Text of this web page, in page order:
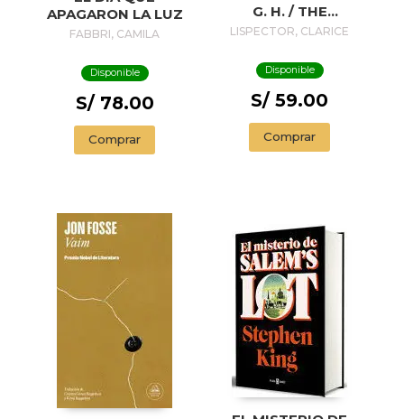
APAGARON LA LUZ
FABBRI, CAMILA
Disponible
S/ 78.00
Comprar
G. H. / THE
PASSION
H.
LISPECTOR, CLARICE
Disponible
S/ 59.00
Comprar